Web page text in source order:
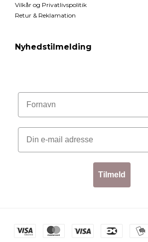
Vilkår og Privatlivspolitik
Retur & Reklamation
Nyhedstilmelding
Tilmeld